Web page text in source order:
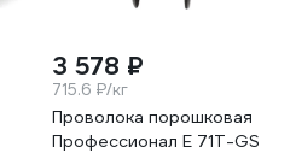
3 578 ₽
715.6 ₽/кг
Проволока порошковая
Профессионал E 71T-GS